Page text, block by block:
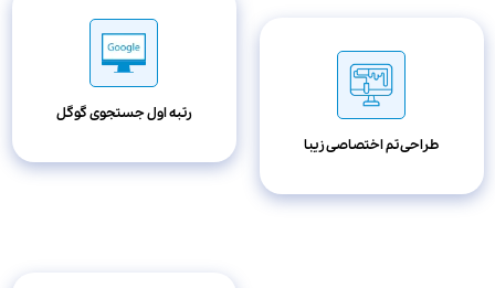
طراحی تم اختصاصی زیبا
رتبه اول جستجوی گوگل